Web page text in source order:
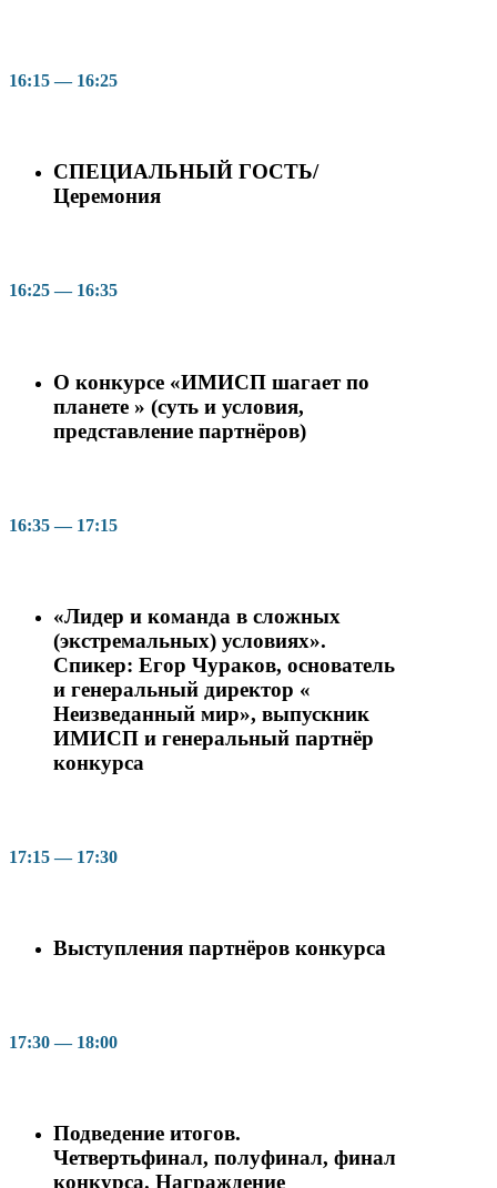
16:15 — 16:25
СПЕЦИАЛЬНЫЙ ГОСТЬ/
Церемония
16:25 — 16:35
О конкурсе «ИМИСП шагает по
планете » (суть и условия,
представление партнёров)
16:35 — 17:15
«Лидер и команда в сложных
(экстремальных) условиях».
Спикер: Егор Чураков, основатель
и генеральный директор «
Неизведанный мир», выпускник
ИМИСП и генеральный партнёр
конкурса
17:15 — 17:30
Выступления партнёров конкурса
17:30 — 18:00
Подведение итогов.
Четвертьфинал, полуфинал, финал
конкурса. Награждение